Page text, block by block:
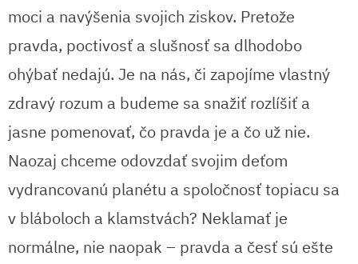
moci a navýšenia svojich ziskov. Pretože
pravda, poctivosť a slušnosť sa dlhodobo
ohýbať nedajú. Je na nás, či zapojíme vlastný
zdravý rozum a budeme sa snažiť rozlíšiť a
jasne pomenovať, čo pravda je a čo už nie.
Naozaj chceme odovzdať svojim deťom
vydrancovanú planétu a spoločnosť topiacu sa
v bláboloch a klamstvách? Neklamať je
normálne, nie naopak – pravda a česť sú ešte